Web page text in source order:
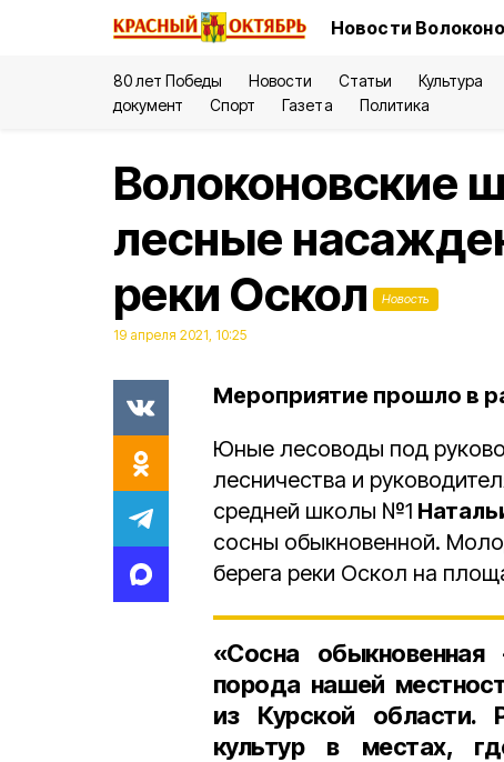
Новости
80 лет Победы Новости Статьи Культура
документ
Спорт Газета Политика
Волоконовские
лесные
реки Оскол
Новость
19 апреля 2021, 10:25
Мероприятие прошло в
Юные лесоводы под
лесничества и
средней школы №1
сосны обыкновенной.
берега реки Оскол на
«Сосна
порода нашей
из Курской области.
культур в местах,